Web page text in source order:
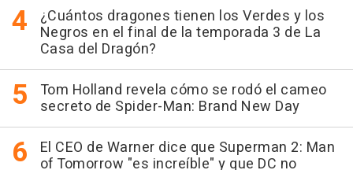
¿Cuántos dragones tienen los Verdes y los
Negros en el final de la temporada 3 de La
Casa del Dragón?
Tom Holland revela cómo se rodó el cameo
secreto de Spider-Man: Brand New Day
El CEO de Warner dice que Superman 2: Man
of Tomorrow "es increíble" y que DC no